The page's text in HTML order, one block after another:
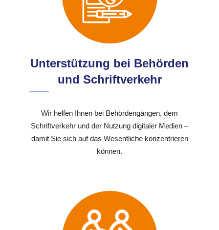
Unterstützung bei Behörden
und Schriftverkehr
Wir helfen Ihnen bei Behördengängen, dem
Schriftverkehr und der Nutzung digitaler Medien –
damit Sie sich auf das Wesentliche konzentrieren
können.